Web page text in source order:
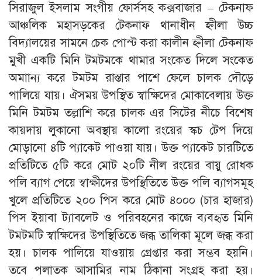
সিরাজুল ইসলাম সংগীয় ফোর্সসহ কক্সবাজার – টেকনাফ
আঞ্চলিক মহাসড়কের টেকনাফ থানাধীন হ্নীলা উচ্চ
বিদ্যালয়ের সামনে চেক পোস্ট করা কালীন হ্নীলা টেকনাফ
মুখী একটি মিনি টমটমকে থামার সংকেত দিলে সংকেত
অমাান্য করে টমটম রাস্তার পাশে ফেলে চালক দৌড়ে
পালিয়ে যায়। ঐসময় উপস্থিত স্বাক্ষিদের মোকাবেলায় উক্ত
মিনি টমটম তল্লাশি করে চালক এর সিটের নীচে বিশেষ
কায়দায় লুকানো অবস্থায় কালো রংয়ের স্কচ টেপ দিয়ে
মোড়ানো ৪টি প্যাকেট পাওয়া যায়। উক্ত প্যাকেট চারটিতে
প্রতিটিতে ৫টি করে মোট ২০টি নীল রংয়ের বায়ু রোধক
পলি ব্যাগ পেয়ে স্বাক্ষীদের উপস্থিতিতে উক্ত পলি ব্যাগসমূহ
খুলে প্রতিটিতে ২০০ পিস করে মোট ৪০০০ (চার হাজার)
পিস ইয়াবা ট্যাবলেট ও পরিবহনের কাজে ব্যবহৃত মিনি
টমটমটি স্বাক্ষিদের উপস্থিতিতে জব্ধ তালিকা মূলে জব্ধ করা
হয়। চালক পালিয়ে যাওয়ায় গ্রেপ্তার করা সম্ভব হয়নি।
তবে পলাতক আসামির নাম ঠিকানা সংগ্রহ করা হয়।